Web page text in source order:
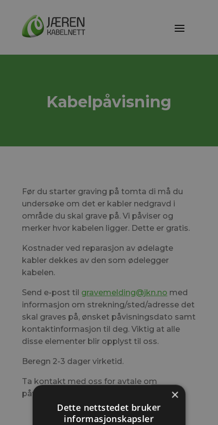
Kabelpåvisning
Før du starter graving på tomta di må du
undersøke om det er kabler nedgravd i
område du skal grave på. Vi påviser og
merker hvor kabelen ligger. Dette er gratis.
Kostnader ved reparasjon av ødelagte
kabler dekkes av den som ødelegger
kabelen.
Send e-post til gravemelding@jkn.no med
informasjon om strekning/sted/adresse det
skal graves på, ønsket påvisningsdato samt
kontaktinformasjon til deg. Viktig at alle
disse elementer blir opplyst til oss.
Beregn 2-3 dager virketid.
Ta kontakt med oss for avtale om
påvisning,
×
Dette nettstedet bruker
informasjonskapsler